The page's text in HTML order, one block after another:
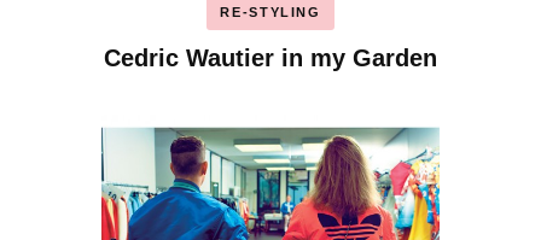
RE-STYLING
Cedric Wautier in my Garden